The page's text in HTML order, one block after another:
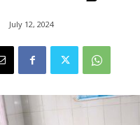
July 12, 2024